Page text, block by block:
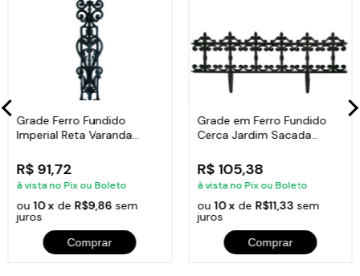
Grade Ferro Fundido
Imperial Reta Varanda
R$ 91,72
à vista no Pix ou Boleto
ou10 x de R$9,86 sem
juros
Comprar
Grade em Ferro Fundido
Cerca Jardim Sacada
R$ 105,38
à vista no Pix ou Boleto
ou 10 x de R$11,33 sem
juros
Comprar